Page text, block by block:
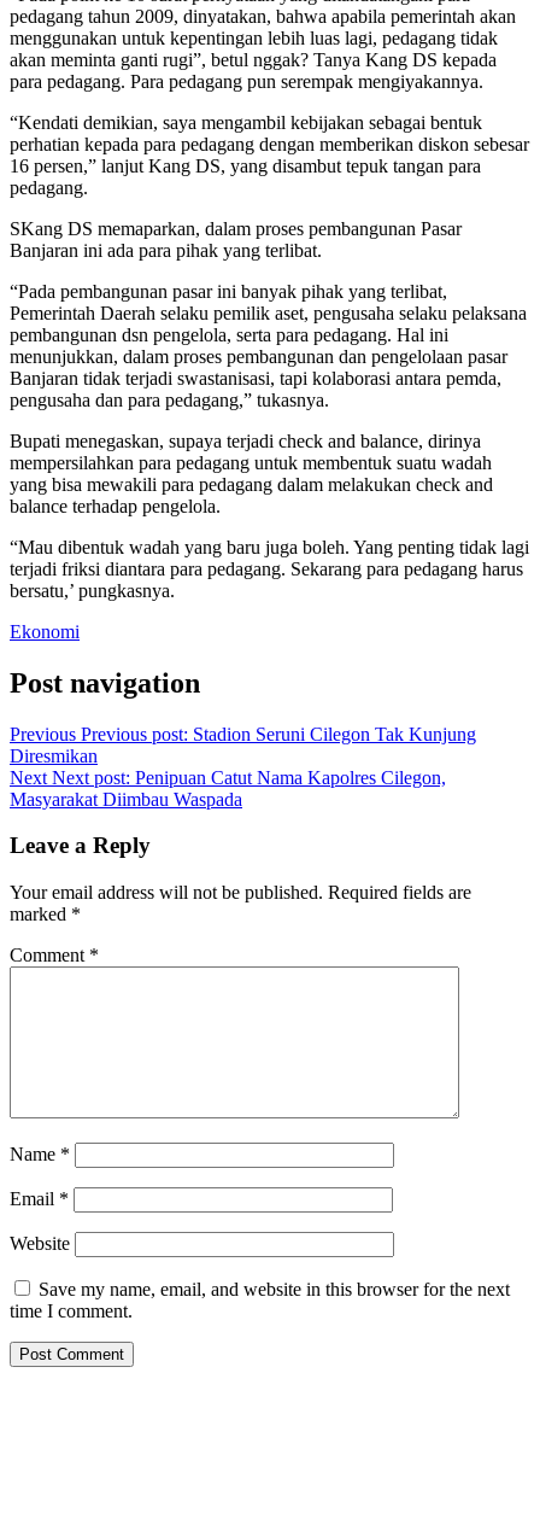
pedagang tahun 2009, dinyatakan, bahwa apabila pemerintah akan
menggunakan untuk kepentingan lebih luas lagi, pedagang tidak
akan meminta ganti rugi”, betul nggak? Tanya Kang DS kepada
para pedagang. Para pedagang pun serempak mengiyakannya.
“Kendati demikian, saya mengambil kebijakan sebagai bentuk
perhatian kepada para pedagang dengan memberikan diskon sebesar
16 persen,” lanjut Kang DS, yang disambut tepuk tangan para
pedagang.
SKang DS memaparkan, dalam proses pembangunan Pasar
Banjaran ini ada para pihak yang terlibat.
“Pada pembangunan pasar ini banyak pihak yang terlibat,
Pemerintah Daerah selaku pemilik aset, pengusaha selaku pelaksana
pembangunan dsn pengelola, serta para pedagang. Hal ini
menunjukkan, dalam proses pembangunan dan pengelolaan pasar
Banjaran tidak terjadi swastanisasi, tapi kolaborasi antara pemda,
pengusaha dan para pedagang,” tukasnya.
Bupati menegaskan, supaya terjadi check and balance, dirinya
mempersilahkan para pedagang untuk membentuk suatu wadah
yang bisa mewakili para pedagang dalam melakukan check and
balance terhadap pengelola.
“Mau dibentuk wadah yang baru juga boleh. Yang penting tidak lagi
terjadi friksi diantara para pedagang. Sekarang para pedagang harus
bersatu,’ pungkasnya.
Ekonomi
Post navigation
Previous Previous post: Stadion Seruni Cilegon Tak Kunjung
Diresmikan
Next Next post: Penipuan Catut Nama Kapolres Cilegon,
Masyarakat Diimbau Waspada
Leave a Reply
Your email address will not be published. Required fields are
marked *
Comment *
Name *
Email *
Website
Save my name, email, and website in this browser for the next
time I comment.